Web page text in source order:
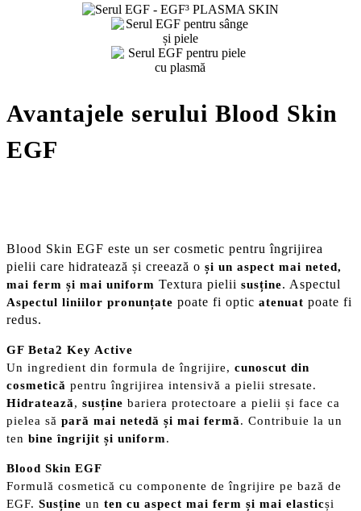
Avantajele serului Blood Skin
EGF
Blood Skin EGF este un ser cosmetic pentru îngrijirea
pielii care hidratează și creează o și un aspect mai neted,
mai ferm și mai uniform Textura pielii susține. Aspectul
Aspectul liniilor pronunțate poate fi optic atenuat poate fi
redus.
GF Beta2 Key Active
Un ingredient din formula de îngrijire, cunoscut din
cosmetică pentru îngrijirea intensivă a pielii stresate.
Hidratează, susține bariera protectoare a pielii și face ca
pielea să pară mai netedă și mai fermă. Contribuie la un
ten bine îngrijit și uniform.
Blood Skin EGF
Formulă cosmetică cu componente de îngrijire pe bază de
EGF. Susține un ten cu aspect mai ferm și mai elasticși